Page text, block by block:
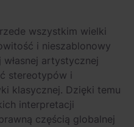
wszystkim wielki
i nieszablonowy
własnej artystycznej
stereotypów i
klasycznej. Dzięki temu
interpretacji
częścią globalnej